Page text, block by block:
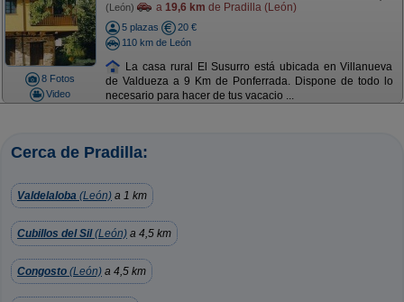
8 Fotos
Video
(León) a 19,6 km de Pradilla (León)
5 plazas
20 €
110 km de León
La casa rural El Susurro está ubicada en Villanueva
de Valdueza a 9 Km de Ponferrada. Dispone de todo lo
necesario para hacer de tus vacacio ...
Cerca de Pradilla:
Valdelaloba (León) a 1 km
Cubillos del Sil(León) a 4,5 km
Congosto (León) a 4,5 km